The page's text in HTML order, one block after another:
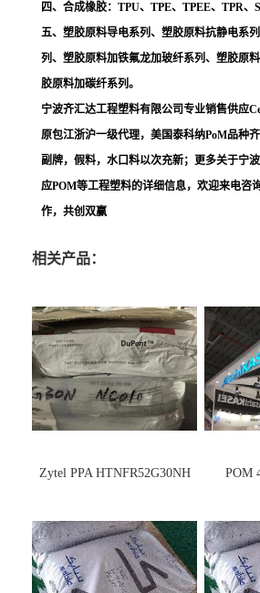
四、合成橡胶：TPU、TPE、TPEE、TPR、
五、塑胶原料导电系列、塑胶原料抗静电系
列、塑胶原料加铁氟龙加玻纤系列、塑胶原
胶原料加碳纤系列。
宁波齐汇达工程塑料有限公司专业销售供应
原包江浙沪一级代理，美国泰科纳PoM品种
副牌，假料，水口料以次充新；更多关于宁
应POM等工程塑料的详细信息，欢迎来电咨
作，共创双赢
相关产品：
Zytel PPA HTNFR52G30NH POM